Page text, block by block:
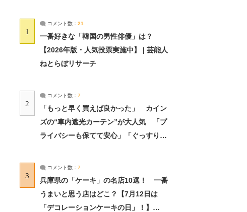
1
コメント数： 21
一番好きな「韓国の男性俳優」は？
【2026年版・人気投票実施中】 | 芸能人
ねとらぼリサーチ
2
コメント数： 7
「もっと早く買えば良かった」 カイン
ズの“車内遮光カーテン”が大人気 「プ
ライバシーも保てて安心」「ぐっすり眠
3
コメント数： 7
兵庫県の「ケーキ」の名店10選！ 一番
うまいと思う店はどこ？【7月12日は
「デコレーションケーキの日」！】